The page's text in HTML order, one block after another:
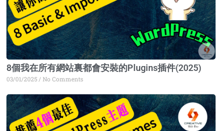
8個我在所有網站裏都會安裝的Plugins插件(2025)
03/01/2025 No Comments